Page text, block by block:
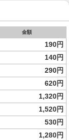
金額
190円
140円
290円
620円
1,320円
1,520円
530円
1,280円